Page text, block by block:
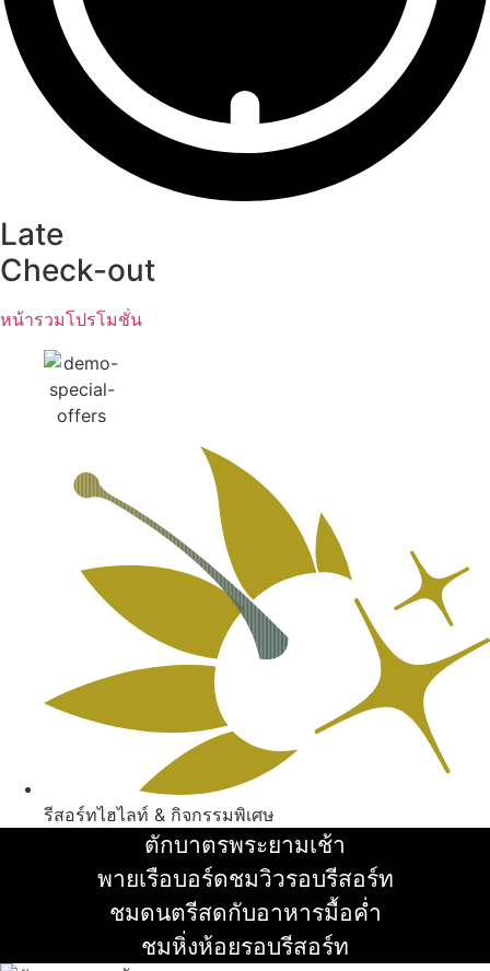
Late
Check-out
หน้ารวมโปรโมชั่น
รีสอร์ทไฮไลท์ & กิจกรรมพิเศษ
ตักบาตรพระยามเช้า
อ่านเพิ่ม
พายเรือบอร์ดชมวิวรอบรีสอร์ท
อ่านเพิ่ม
ชมดนตรีสดกับอาหารมื้อค่ำ
อ่านเพิ่ม
ชมหิ่งห้อยรอบรีสอร์ท